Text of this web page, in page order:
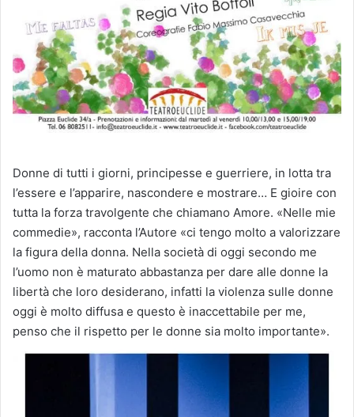
Donne di tutti i giorni, principesse e guerriere, in lotta tra
l’essere e l’apparire, nascondere e mostrare… E gioire con
tutta la forza travolgente che chiamano Amore. «Nelle mie
commedie», racconta l’Autore «ci tengo molto a valorizzare
la figura della donna. Nella società di oggi secondo me
l’uomo non è maturato abbastanza per dare alle donne la
libertà che loro desiderano, infatti la violenza sulle donne
oggi è molto diffusa e questo è inaccettabile per me,
penso che il rispetto per le donne sia molto importante».